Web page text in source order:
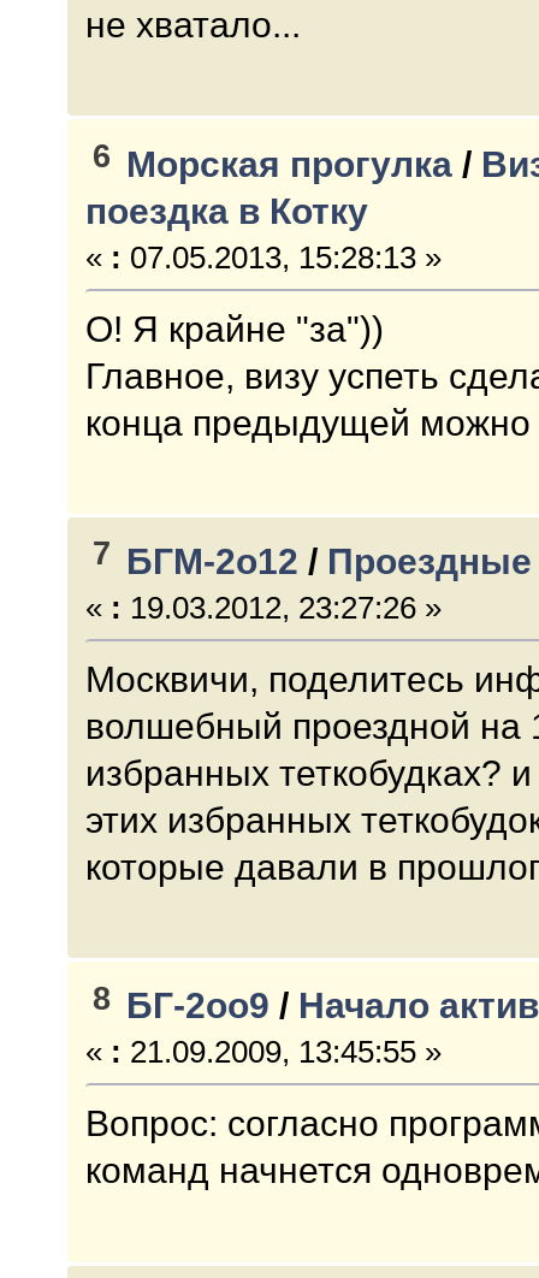
не хватало...
6 Морская прогулка /
поездка в Котку
« : 07.05.2013, 15:28:13 »
О! Я крайне "за"))
Главное, визу успеть
конца предыдущей можно
7 БГМ-2о12 /
« : 19.03.2012, 23:27:26 »
Москвичи, поделитесь
волшебный проездной на
избранных теткобудках?
этих избранных
которые давали в
8 БГ-2оо9 / Начало
« : 21.09.2009, 13:45:55 »
Вопрос: согласно
команд начнется